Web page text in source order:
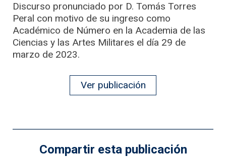
Discurso pronunciado por D. Tomás Torres
Peral con motivo de su ingreso como
Académico de Número en la Academia de las
Ciencias y las Artes Militares el día 29 de
marzo de 2023.
Ver publicación
Compartir esta publicación